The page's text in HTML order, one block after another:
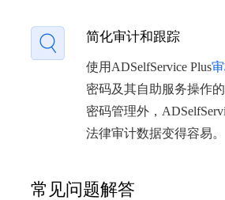
简化审计和跟踪
使用ADSelfService Plus
密码及其自助服务操作
密码管理外，
法律审计数据变得容易。
常见问题解答